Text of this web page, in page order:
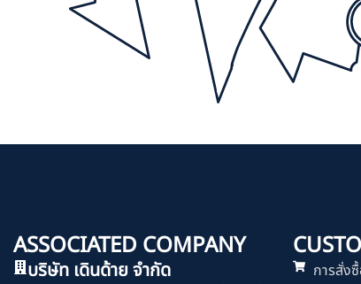
ASSOCIATED COMPANY
บริษัท เดินด้าย จำกัด
การสั่ง